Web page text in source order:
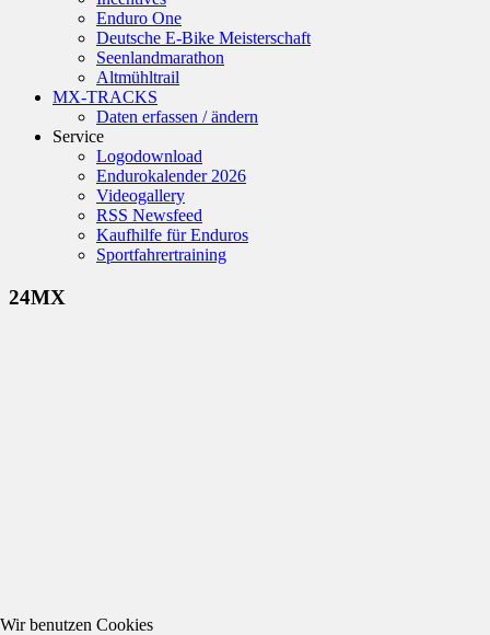
Enduro One
Deutsche E-Bike Meisterschaft
Seenlandmarathon
Altmühltrail
MX-TRACKS
Daten erfassen / ändern
Service
Logodownload
Endurokalender 2026
Videogallery
RSS Newsfeed
Kaufhilfe für Enduros
Sportfahrertraining
24MX
Wir benutzen Cookies